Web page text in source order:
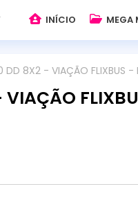
INÍCIO MEGA
DD 8X2 - VIAÇÃO FLIXBUS -